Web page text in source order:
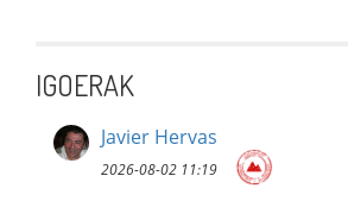
IGOERAK
Javier Hervas
2026-08-02 11:19